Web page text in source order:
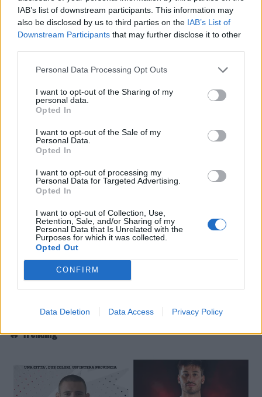
IAB’s list of downstream participants. This information may
also be disclosed by us to third parties on the IAB’s List of
Downstream Participants that may further disclose it to other
Personal Data Processing Opt Outs
I want to opt-out of the Sharing of my
personal data.
Opted In
I want to opt-out of the Sale of my
Personal Data.
Opted In
I want to opt-out of processing my
Personal Data for Targeted Advertising.
Opted In
I want to opt-out of Collection, Use,
Retention, Sale, and/or Sharing of my
Personal Data that Is Unrelated with the
Purposes for which it was collected.
Opted Out
CONFIRM
Data Deletion Data Access Privacy Policy
🔥 Trending